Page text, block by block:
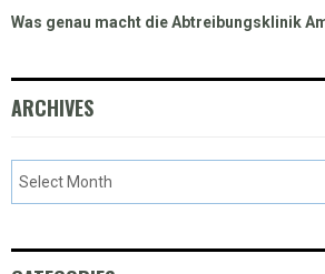
Was genau macht die Abtreibungsklinik
ARCHIVES